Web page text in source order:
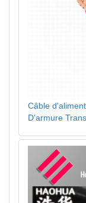
Câble
D'armure